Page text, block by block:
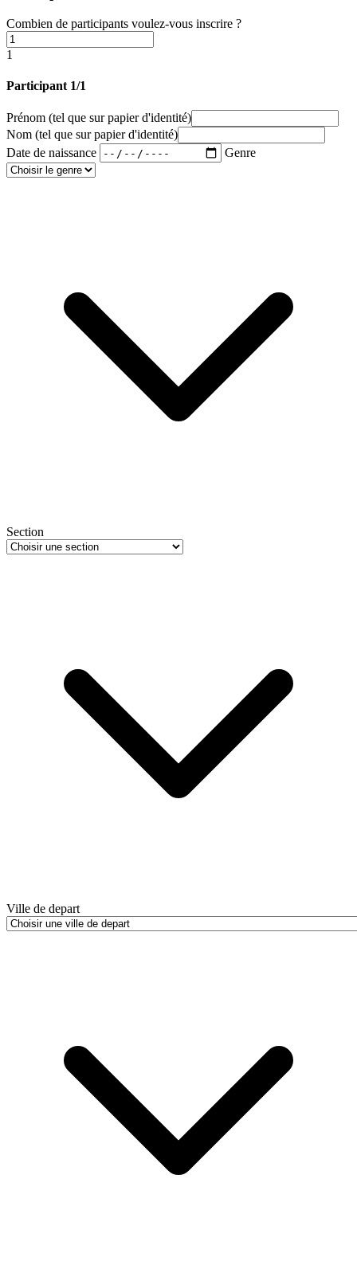
Combien de participants voulez-vous inscrire ?
1
Participant 1/1
Prénom (tel que sur papier d'identité)
Nom (tel que sur papier d'identité)
Date de naissance
Genre
Section
Ville de depart